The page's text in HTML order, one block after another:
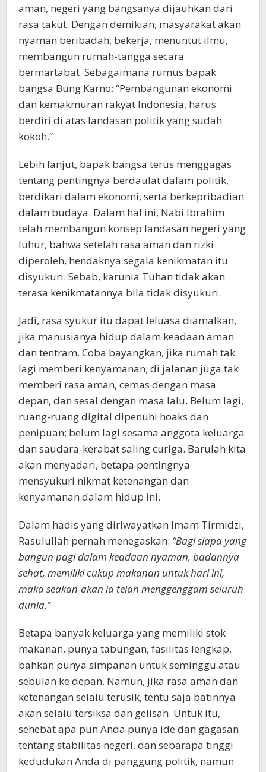
aman, negeri yang bangsanya dijauhkan dari
rasa takut. Dengan demikian, masyarakat akan
nyaman beribadah, bekerja, menuntut ilmu,
membangun rumah-tangga secara
bermartabat. Sebagaimana rumus bapak
bangsa Bung Karno: “Pembangunan ekonomi
dan kemakmuran rakyat Indonesia, harus
berdiri di atas landasan politik yang sudah
kokoh.”
Lebih lanjut, bapak bangsa terus menggagas
tentang pentingnya berdaulat dalam politik,
berdikari dalam ekonomi, serta berkepribadian
dalam budaya. Dalam hal ini, Nabi Ibrahim
telah membangun konsep landasan negeri yang
luhur, bahwa setelah rasa aman dan rizki
diperoleh, hendaknya segala kenikmatan itu
disyukuri. Sebab, karunia Tuhan tidak akan
terasa kenikmatannya bila tidak disyukuri.
Jadi, rasa syukur itu dapat leluasa diamalkan,
jika manusianya hidup dalam keadaan aman
dan tentram. Coba bayangkan, jika rumah tak
lagi memberi kenyamanan; di jalanan juga tak
memberi rasa aman, cemas dengan masa
depan, dan sesal dengan masa lalu. Belum lagi,
ruang-ruang digital dipenuhi hoaks dan
penipuan; belum lagi sesama anggota keluarga
dan saudara-kerabat saling curiga. Barulah kita
akan menyadari, betapa pentingnya
mensyukuri nikmat ketenangan dan
kenyamanan dalam hidup ini.
Dalam hadis yang diriwayatkan Imam Tirmidzi,
Rasulullah pernah menegaskan: “Bagi siapa yang
bangun pagi dalam keadaan nyaman, badannya
sehat, memiliki cukup makanan untuk hari ini,
maka seakan-akan ia telah menggenggam seluruh
dunia.”
Betapa banyak keluarga yang memiliki stok
makanan, punya tabungan, fasilitas lengkap,
bahkan punya simpanan untuk seminggu atau
sebulan ke depan. Namun, jika rasa aman dan
ketenangan selalu terusik, tentu saja batinnya
akan selalu tersiksa dan gelisah. Untuk itu,
sehebat apa pun Anda punya ide dan gagasan
tentang stabilitas negeri, dan sebarapa tinggi
kedudukan Anda di panggung politik, namun